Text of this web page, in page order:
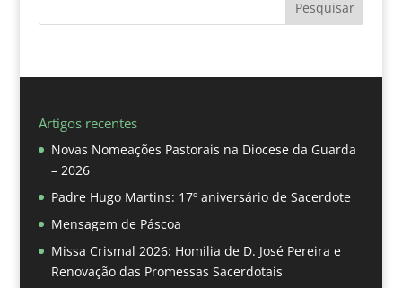
Pesquisar
Artigos recentes
Novas Nomeações Pastorais na Diocese da Guarda
– 2026
Padre Hugo Martins: 17º aniversário de Sacerdote
Mensagem de Páscoa
Missa Crismal 2026: Homilia de D. José Pereira e
Renovação das Promessas Sacerdotais